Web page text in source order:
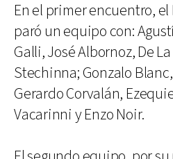
En el primer encuentro, el
paró un equipo con:
Galli, José Albornoz, De
Stechinna; Gonzalo
Gerardo Corvalán,
Vacarinni y Enzo Noir.